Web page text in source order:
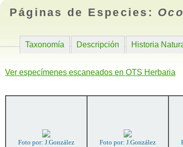
Páginas de Especies:
Taxonomía Descripción Historia
Ver especímenes escaneados en OTS Herbaria
Foto por: J.González
Foto por: J.González